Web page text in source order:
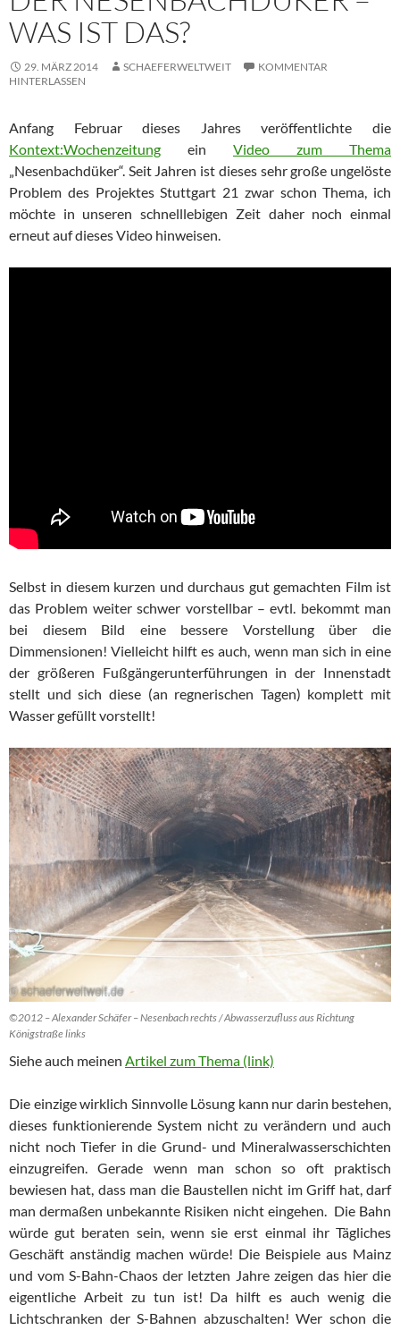
WAS IST DAS?
29. MÄRZ 2014 SCHAEFERWELTWEIT
KOMMENTAR
HINTERLASSEN
Anfang Februar dieses Jahres veröffentlichte die
Kontext:Wochenzeitung ein Video zum Thema
„Nesenbachdüker“. Seit Jahren ist dieses sehr große ungelöste
Problem des Projektes Stuttgart 21 zwar schon Thema, ich
möchte in unseren schnelllebigen Zeit daher noch einmal
erneut auf dieses Video hinweisen.
Selbst in diesem kurzen und durchaus gut gemachten Film ist
das Problem weiter schwer vorstellbar – evtl. bekommt man
bei diesem Bild eine bessere Vorstellung über die
Dimmensionen! Vielleicht hilft es auch, wenn man sich in eine
der größeren Fußgängerunterführungen in der Innenstadt
stellt und sich diese (an regnerischen Tagen) komplett mit
Wasser gefüllt vorstellt!
©2012 – Alexander Schäfer – Nesenbach rechts / Abwasserzufluss aus Richtung
Königstraße links
Siehe auch meinen Artikel zum Thema (link)
Die einzige wirklich Sinnvolle Lösung kann nur darin bestehen,
dieses funktionierende System nicht zu verändern und auch
nicht noch Tiefer in die Grund- und Mineralwasserschichten
einzugreifen. Gerade wenn man schon so oft praktisch
bewiesen hat, dass man die Baustellen nicht im Griff hat, darf
man dermaßen unbekannte Risiken nicht eingehen. Die Bahn
würde gut beraten sein, wenn sie erst einmal ihr Tägliches
Geschäft anständig machen würde! Die Beispiele aus Mainz
und vom S-Bahn-Chaos der letzten Jahre zeigen das hier die
eigentliche Arbeit zu tun ist! Da hilft es auch wenig die
Lichtschranken der S-Bahnen abzuschalten! Wer schon die